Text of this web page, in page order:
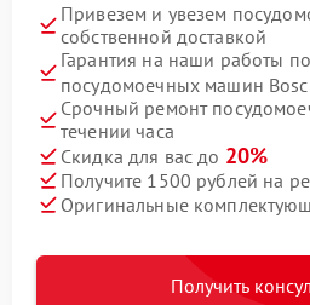
Привезем и увезем
собственной доставкой
Гарантия на наши работы
посудомоечных машин
Срочный ремонт
течении часа
Скидка для вас до 20%
Получите 1500 рублей на
Оригинальные
Получить